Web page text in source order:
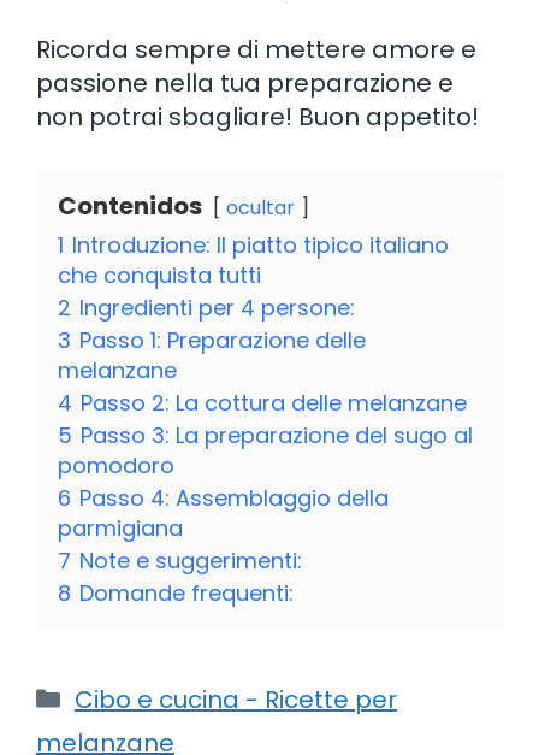
Ricorda sempre di mettere amore e
passione nella tua preparazione e
non potrai sbagliare! Buon appetito!
Contenidos ocultar
1 Introduzione: Il piatto tipico italiano
che conquista tutti
2 Ingredienti per 4 persone:
3 Passo 1: Preparazione delle
melanzane
4 Passo 2: La cottura delle melanzane
5 Passo 3: La preparazione del sugo al
pomodoro
6 Passo 4: Assemblaggio della
parmigiana
7 Note e suggerimenti:
8 Domande frequenti:
Categorie
Cibo e cucina - Ricette per
melanzane